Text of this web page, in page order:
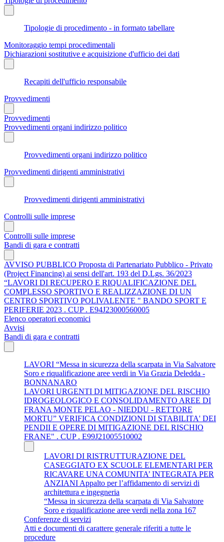
Tipologie di procedimento - in formato tabellare
Monitoraggio tempi procedimentali
Dichiarazioni sostitutive e acquisizione d'ufficio dei dati
Recapiti dell'ufficio responsabile
Provvedimenti
Provvedimenti
Provvedimenti organi indirizzo politico
Provvedimenti organi indirizzo politico
Provvedimenti dirigenti amministrativi
Provvedimenti dirigenti amministrativi
Controlli sulle imprese
Controlli sulle imprese
Bandi di gara e contratti
AVVISO PUBBLICO Proposta di Partenariato Pubblico - Privato
(Project Financing) ai sensi dell'art. 193 del D.Lgs. 36/2023
“LAVORI DI RECUPERO E RIQUALIFICAZIONE DEL
COMPLESSO SPORTIVO E REALIZZAZIONE DI UN
CENTRO SPORTIVO POLIVALENTE " BANDO SPORT E
PERIFERIE 2023 . CUP . E94J23000560005
Elenco operatori economici
Avvisi
Bandi di gara e contratti
LAVORI “Messa in sicurezza della scarpata in Via Salvatore
Soro e riqualificazione aree verdi in Via Grazia Deledda -
BONNANARO
LAVORI URGENTI DI MITIGAZIONE DEL RISCHIO
IDROGEOLOGICO E CONSOLIDAMENTO AREE DI
FRANA MONTE PELAO - NIEDDU - RETTORE
MORTU” VERIFICA CONDIZIONI DI STABILITA' DEI
PENDII E OPERE DI MITIGAZIONE DEL RISCHIO
FRANE" . CUP . E99J21005510002
LAVORI DI RISTRUTTURAZIONE DEL
CASEGGIATO EX SCUOLE ELEMENTARI PER
RICAVARE UNA COMUNITA’ INTEGRATA PER
ANZIANI Appalto per l’affidamento di servizi di
architettura e ingegneria
“Messa in sicurezza della scarpata di Via Salvatore
Soro e riqualificazione aree verdi nella zona 167
Conferenze di servizi
Atti e documenti di carattere generale riferiti a tutte le
procedure